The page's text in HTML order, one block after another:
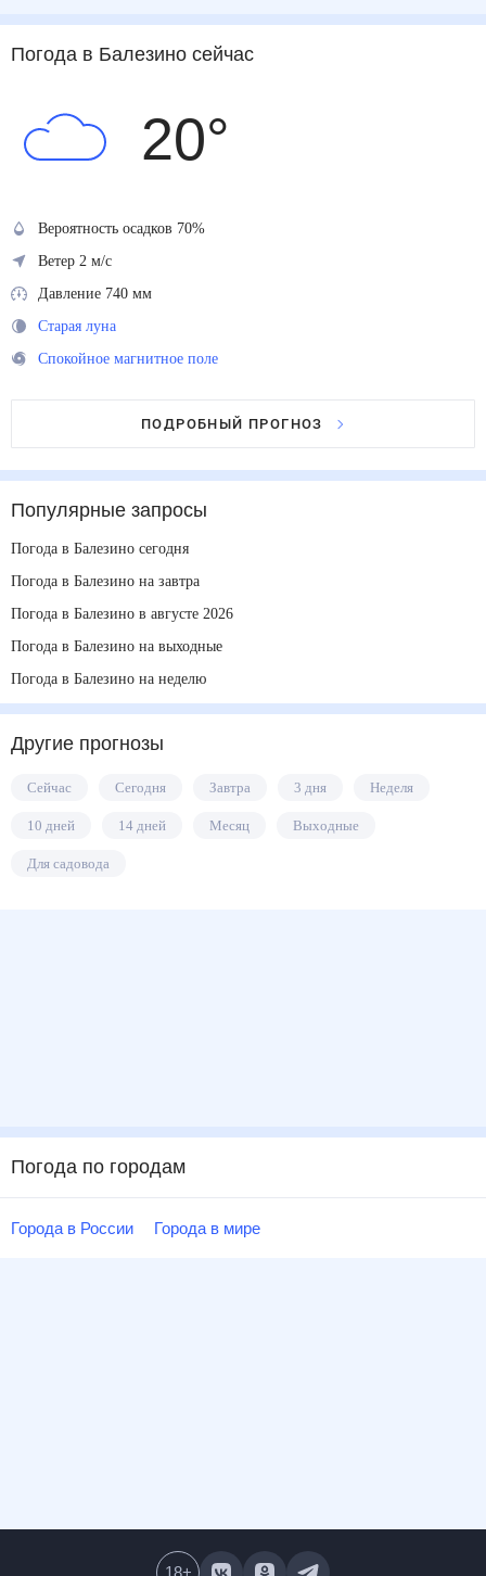
Погода в Балезиносейчас
20°
Вероятность осадков 70%
Ветер 2 м/с
Давление 740 мм
Старая луна
Спокойное магнитное поле
ПОДРОБНЫЙ ПРОГНОЗ
Популярные запросы
Погода в Балезино сегодня
Погода в Балезино на завтра
Погода в Балезино в августе 2026
Погода в Балезино на выходные
Погода в Балезино на неделю
Другие прогнозы
Сейчас Сегодня Завтра 3 дня Неделя
10 дней 14 дней Месяц Выходные
Для садовода
Погода по городам
Города в России Города в мире